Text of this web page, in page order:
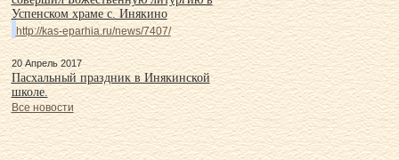
Успенском храме с. Инякино
http://kas-eparhia.ru/news/7407/
20 Апрель 2017
Пасхальный праздник в Инякинской
школе.
Все новости